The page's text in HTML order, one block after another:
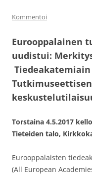
Kommentoi
Eurooppalainen
uudistui:
Torstaina 4.5.2017
Tieteiden talo,
Eurooppalaisten
(All European